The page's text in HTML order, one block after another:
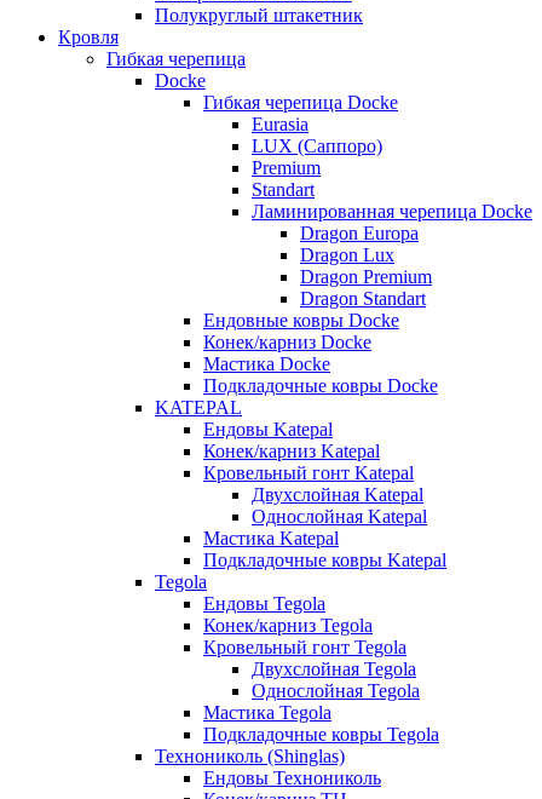
Полукруглый штакетник
Кровля
Гибкая черепица
Docke
Гибкая черепица Docke
Eurasia
LUX (Саппоро)
Premium
Standart
Ламинированная черепица Docke
Dragon Europa
Dragon Lux
Dragon Premium
Dragon Standart
Ендовные ковры Docke
Конек/карниз Docke
Мастика Docke
Подкладочные ковры Docke
KATEPAL
Ендовы Katepal
Конек/карниз Katepal
Кровельный гонт Katepal
Двухслойная Katepal
Однослойная Katepal
Мастика Katepal
Подкладочные ковры Katepal
Tegola
Ендовы Tegola
Конек/карниз Tegola
Кровельный гонт Tegola
Двухслойная Tegola
Однослойная Tegola
Мастика Tegola
Подкладочные ковры Tegola
Технониколь (Shinglas)
Ендовы Технониколь